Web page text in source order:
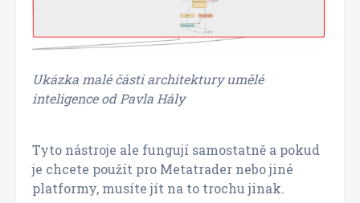
Ukázka malé části architektury umělé
inteligence od Pavla Hály
Tyto nástroje ale fungují samostatně a pokud
je chcete použít pro Metatrader nebo jiné
platformy, musíte jít na to trochu jinak.